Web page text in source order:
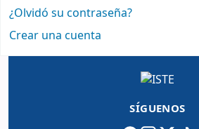
¿Olvidó su contraseña?
Crear una cuenta
SÍGUENOS